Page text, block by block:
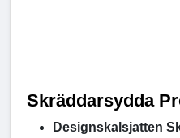
Skräddarsydda
Designskalsjatten